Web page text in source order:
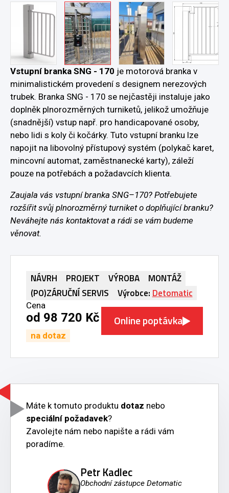
Vstupní branka SNG - 170 je motorová branka v
minimalistickém provedení s designem nerezových
trubek. Branka SNG - 170 se nejčastěji instaluje jako
doplněk plnorozměrných turniketů, jelikož umožňuje
(snadnější) vstup např. pro handicapované osoby,
nebo lidi s koly či kočárky. Tuto vstupní branku lze
napojit na libovolný přístupový systém (polykač karet,
mincovní automat, zaměstnanecké karty), záleží
pouze na potřebách a požadavcích klienta.
Zaujala vás vstupní branka SNG–170? Potřebujete
rozšířit svůj plnorozměrný turniket o doplňující branku?
Neváhejte nás kontaktovat a rádi se vám budeme
věnovat.
NÁVRH PROJEKT VÝROBA
MONTÁŽ
(PO)ZÁRUČNÍ SERVIS
Výrobce: Detomatic
Cena
od 98 720 Kč
na dotaz
Online poptávka
Máte k tomuto produktu dotaz nebo
speciální požadavek?
Zavolejte nám nebo napište a rádi vám
poradíme.
Petr Kadlec
Obchodní zástupce Detomatic